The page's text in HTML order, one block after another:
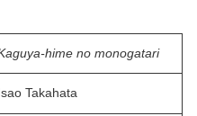
hime no monogatari
Takahata